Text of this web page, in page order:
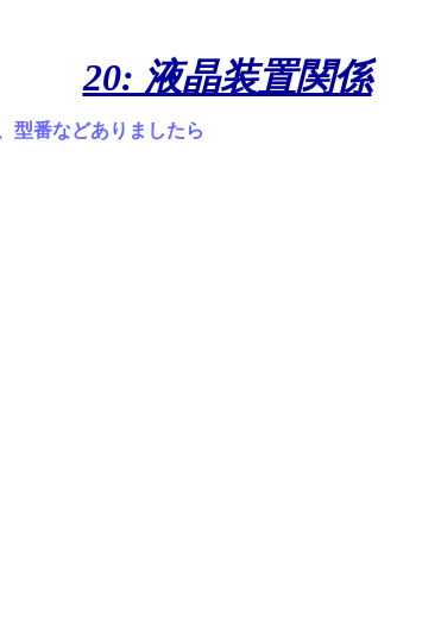
型番などありましたら
20: 液晶装置関係